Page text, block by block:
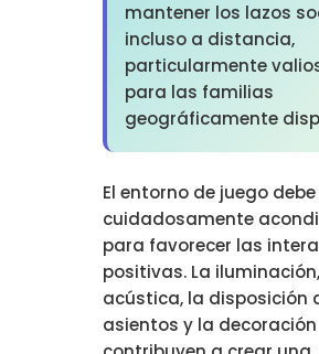
mantener los lazos
incluso a distancia,
particularmente
para las familias
geográficamente
El entorno de juego debe
cuidadosamente
para favorecer las
positivas. La
acústica, la disposición
asientos y la decoración